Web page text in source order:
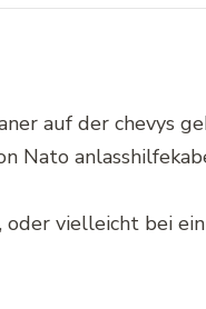
auf der chevys
Nato
vielleicht bei